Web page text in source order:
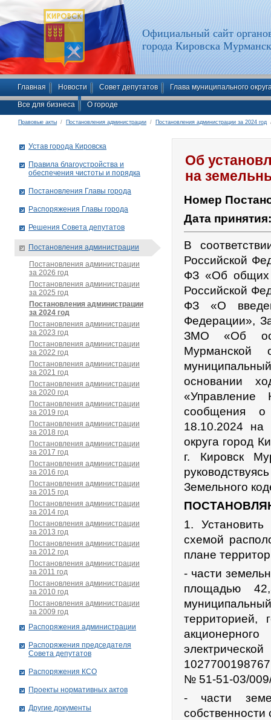
Официальный сайт
города Кировска
Главная Новости Совет депутатов Глава муниципального
Все для бизнеса О городе
Правовые акты / Постановления администрации / Постановления администрации за 2024 год
Об
на
Номер
Дата
В
Российской
ФЗ «Об общих
Российской
ФЗ «О
Федерации»,
ЗМО «Об
Мурманской
основании
«Управление
сообщения о
18.10.2024 на
округа город
г. Кировск
Земельного
1. Установить
схемой
плане
- части
площадью
территорией,
№ 51-51-03/
- части
Устав города Кировска
Правила благоустройства и
обеспечения чистоты и порядка
Постановления Главы города
Распоряжения Главы города
Решения Совета депутатов
Постановления администрации
Постановления администрации
за 2026 год
Постановления администрации
за 2025 год
Постановления администрации
за 2024 год
Постановления администрации
за 2023 год
Постановления администрации
за 2022 год
Постановления администрации
за 2021 год
Постановления администрации
за 2020 год
Постановления администрации
за 2019 год
Постановления администрации
за 2018 год
Постановления администрации
за 2017 год
Постановления администрации
за 2016 год
Постановления администрации
за 2015 год
Постановления администрации
за 2014 год
Постановления администрации
за 2013 год
Постановления администрации
за 2012 год
Постановления администрации
за 2011 год
Постановления администрации
за 2010 год
Постановления администрации
за 2009 год
Распоряжения администрации
Распоряжения председателя
Совета депутатов
Распоряжения КСО
Проекты нормативных актов
Другие документы